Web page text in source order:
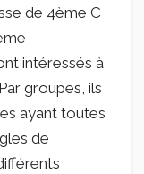
de 4ème C
intéressés à
groupes, ils
ayant toutes
de